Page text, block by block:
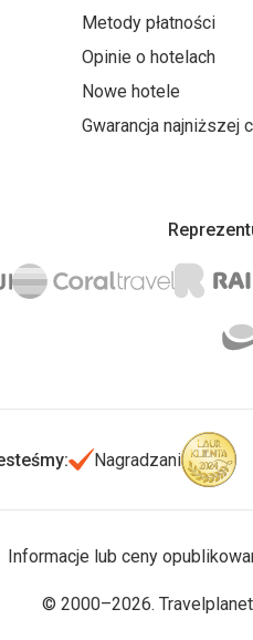
Metody płatności
Opinie o hotelach
Nowe hotele
Gwarancja najniższej
Nagradzani
Informacje lub ceny
© 2000–2026.